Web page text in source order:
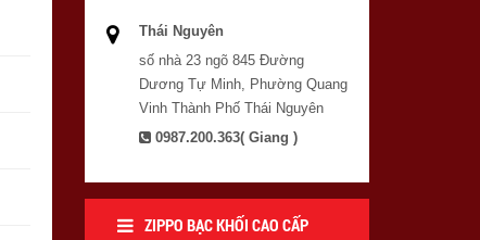
Thái Nguyên
số nhà 23 ngõ 845 Đường
Dương Tự Minh, Phường Quang
Vinh Thành Phố Thái Nguyên
0987.200.363( Giang )
ZIPPO BẠC KHỐI CAO CẤP